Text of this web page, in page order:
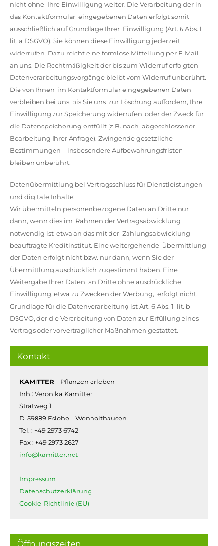
nicht ohne Ihre Einwilligung weiter. Die Verarbeitung der in
das Kontaktformular eingegebenen Daten erfolgt somit
ausschließlich auf Grundlage Ihrer Einwilligung (Art. 6 Abs. 1
lit. a DSGVO). Sie können diese Einwilligung jederzeit
widerrufen. Dazu reicht eine formlose Mitteilung per E-Mail
an uns. Die Rechtmäßigkeit der bis zum Widerruf erfolgten
Datenverarbeitungsvorgänge bleibt vom Widerruf unberührt.
Die von Ihnen im Kontaktformular eingegebenen Daten
verbleiben bei uns, bis Sie uns zur Löschung auffordern, Ihre
Einwilligung zur Speicherung widerrufen oder der Zweck für
die Datenspeicherung entfüllt (z.B. nach abgeschlossener
Bearbeitung Ihrer Anfrage). Zwingende gesetzliche
Bestimmungen – insbesondere Aufbewahrungsfristen –
bleiben unberührt.
Datenübermittlung bei Vertragsschluss für Dienstleistungen
und digitale Inhalte:
Wir übermitteln personenbezogene Daten an Dritte nur
dann, wenn dies im Rahmen der Vertragsabwicklung
notwendig ist, etwa an das mit der Zahlungsabwicklung
beauftragte Kreditinstitut. Eine weitergehende Übermittlung
der Daten erfolgt nicht bzw. nur dann, wenn Sie der
Übermittlung ausdrücklich zugestimmt haben. Eine
Weitergabe Ihrer Daten an Dritte ohne ausdrückliche
Einwilligung, etwa zu Zwecken der Werbung, erfolgt nicht.
Grundlage für die Datenverarbeitung ist Art. 6 Abs. 1 lit. b
DSGVO, der die Verarbeitung von Daten zur Erfüllung eines
Vertrags oder vorvertraglicher Maßnahmen gestattet.
Kontakt
KAMITTER – Pflanzen erleben
Inh.: Veronika Kamitter
Stratweg 1
D-59889 Eslohe – Wenholthausen
Tel. : +49 2973 6742
Fax : +49 2973 2627
info@kamitter.net
Impressum
Datenschutzerklärung
Cookie-Richtlinie (EU)
Öffnungszeiten